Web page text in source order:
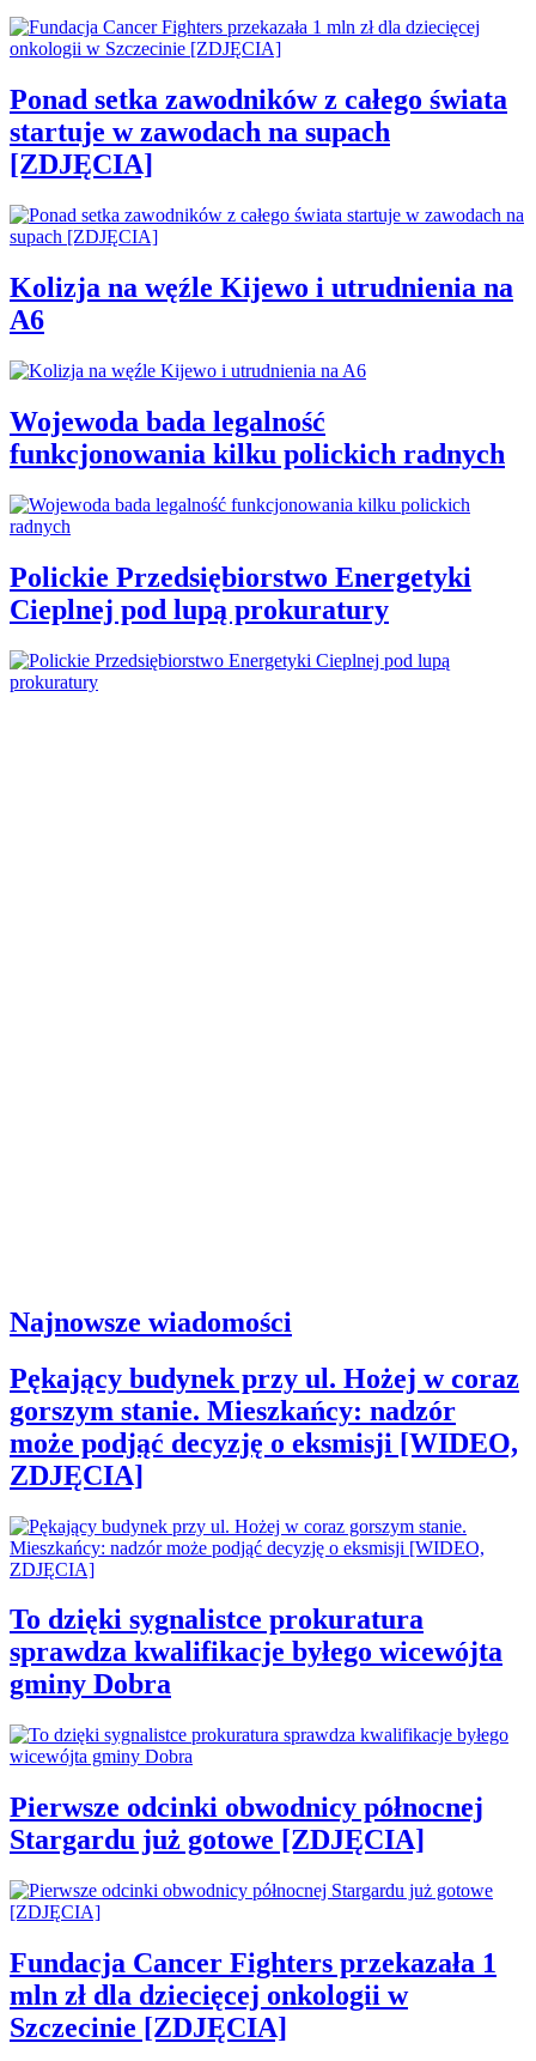
Ponad setka zawodników z całego świata
startuje w zawodach na supach
[ZDJĘCIA]
Kolizja na węźle Kijewo i utrudnienia na
A6
Wojewoda bada legalność
funkcjonowania kilku polickich radnych
Polickie Przedsiębiorstwo Energetyki
Cieplnej pod lupą prokuratury
Najnowsze wiadomości
Pękający budynek przy ul. Hożej w coraz
gorszym stanie. Mieszkańcy: nadzór
może podjąć decyzję o eksmisji [WIDEO,
ZDJĘCIA]
To dzięki sygnalistce prokuratura
sprawdza kwalifikacje byłego wicewójta
gminy Dobra
Pierwsze odcinki obwodnicy północnej
Stargardu już gotowe [ZDJĘCIA]
Fundacja Cancer Fighters przekazała 1
mln zł dla dziecięcej onkologii w
Szczecinie [ZDJĘCIA]